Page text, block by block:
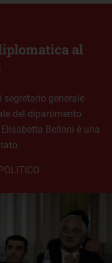
al
segretario generale
del dipartimento
Belloni è una